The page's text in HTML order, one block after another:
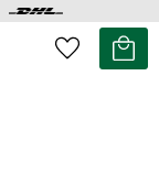
Favoriter
Kundvagn